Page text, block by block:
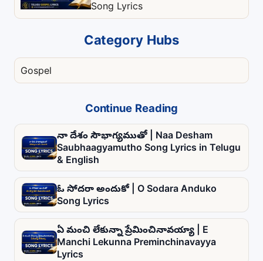
Song Lyrics
Category Hubs
Gospel
Continue Reading
నా దేశం సౌభాగ్యముతో | Naa Desham
Saubhaagyamutho Song Lyrics in Telugu
& English
ఓ సోదరా అందుకో | O Sodara Anduko
Song Lyrics
ఏ మంచి లేకున్నా ప్రేమించినావయ్యా | E
Manchi Lekunna Preminchinavayya
Lyrics